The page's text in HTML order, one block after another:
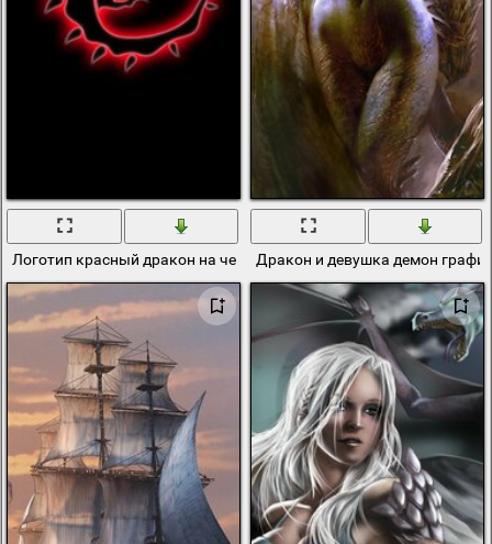
Логотип красный дракон на черном фонеДракон и девушка демон